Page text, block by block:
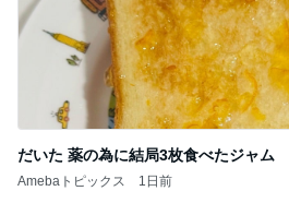
だいた 薬の為に結局3枚食べたジャム
Amebaトピックス 1日前